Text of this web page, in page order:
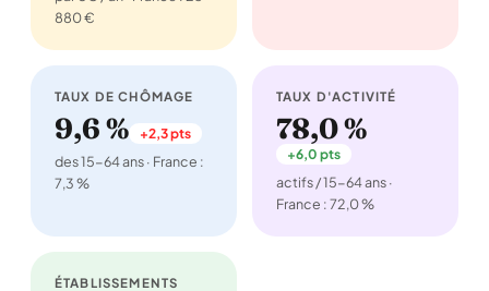
880 €
TAUX DE CHÔMAGE
9,6 % +2,3 pts
des 15-64 ans · France :
7,3 %
TAUX D'ACTIVITÉ
78,0 %
+6,0 pts
actifs / 15-64 ans ·
France : 72,0 %
ÉTABLISSEMENTS